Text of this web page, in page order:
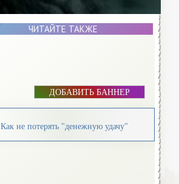
ЧИТАЙТЕ ТАКЖЕ
ДОБАВИТЬ БАННЕР
Как не потерять "денежную удачу"